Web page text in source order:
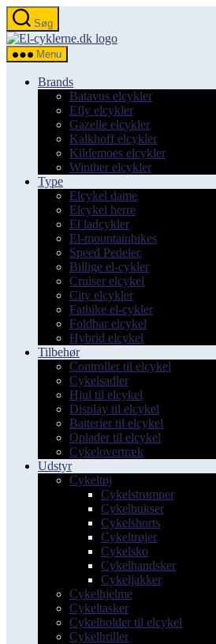
Spring
til
indholdet
Søg
el-
Menu
Brands
Batavus elcykler
Efly elcykler
Gazelle elcykler
Kalkhoff elcykler
Kildemoes elcykler
Winther elcykler
Type
Elcykel dame
Elcykel herre
El ladcykler
El-mountainbikes
Speed Pedelec
Billige el-cykler
Cruiser elcykel
City elcykler
Fatbike el-cykler
Foldbar elcykel
Hybrid elcykel
Tilbehør
Controller til elcykel
Cykelsadler
Hjul til elcykel
Display til elcykel
Batterier til elcykel
Oplader til elcykel
Cykelovertræk
Udstyr
Cykeltøj
Cykelstrømper
Cykelbukser
Cykelshorts
Cykeltrøjer
Cykelsko
Cykelhandsker
Cykeljakker
Cykelhjelme
Cykeltasker
Cykelholder til elcykel
Cykelbriller